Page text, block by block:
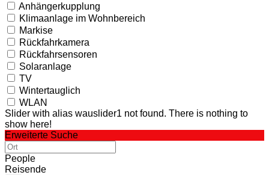
Anhängerkupplung
Klimaanlage im Wohnbereich
Markise
Rückfahrkamera
Rückfahrsensoren
Solaranlage
TV
Wintertauglich
WLAN
Slider with alias wauslider1 not found. There is nothing to
show here!
Erweiterte Suche
People
Reisende